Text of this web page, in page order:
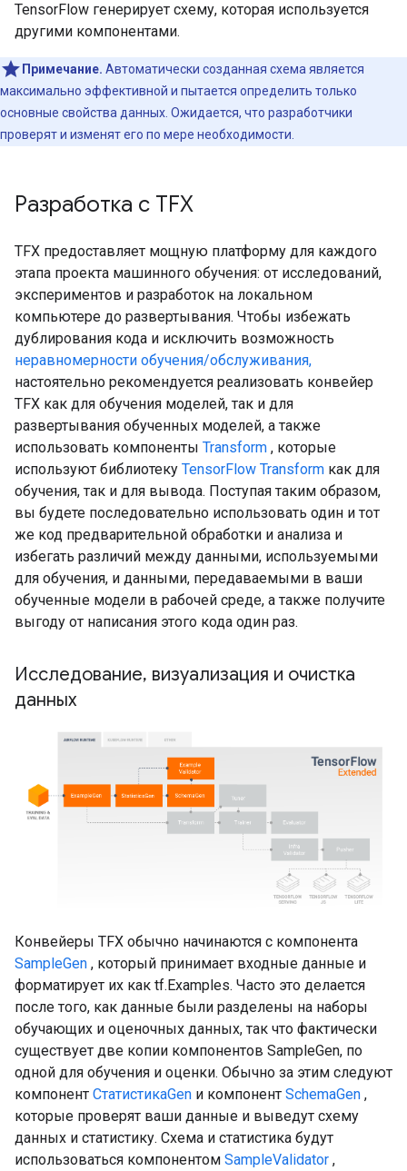
TensorFlow генерирует схему, которая используется
другими компонентами.
Примечание. Автоматически созданная схема является
максимально эффективной и пытается определить только
основные свойства данных. Ожидается, что разработчики
проверят и изменят его по мере необходимости.
Разработка с TFX
TFX предоставляет мощную платформу для каждого
этапа проекта машинного обучения: от исследований,
экспериментов и разработок на локальном
компьютере до развертывания. Чтобы избежать
дублирования кода и исключить возможность
неравномерности обучения/обслуживания,
настоятельно рекомендуется реализовать конвейер
TFX как для обучения моделей, так и для
развертывания обученных моделей, а также
использовать компоненты Transform , которые
используют библиотеку TensorFlow Transform как для
обучения, так и для вывода. Поступая таким образом,
вы будете последовательно использовать один и тот
же код предварительной обработки и анализа и
избегать различий между данными, используемыми
для обучения, и данными, передаваемыми в ваши
обученные модели в рабочей среде, а также получите
выгоду от написания этого кода один раз.
Исследование, визуализация и очистка
данных
Конвейеры TFX обычно начинаются с компонента
SampleGen , который принимает входные данные и
форматирует их как tf.Examples. Часто это делается
после того, как данные были разделены на наборы
обучающих и оценочных данных, так что фактически
существует две копии компонентов SampleGen, по
одной для обучения и оценки. Обычно за этим следуют
компонент СтатистикаGen и компонент SchemaGen ,
которые проверят ваши данные и выведут схему
данных и статистику. Схема и статистика будут
использоваться компонентом SampleValidator ,